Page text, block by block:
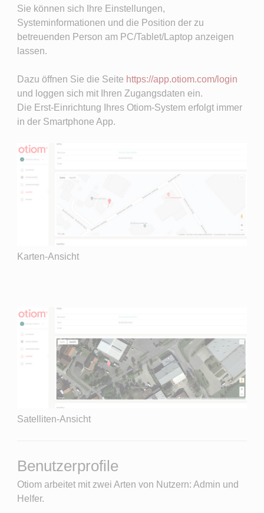
Sie können sich Ihre Einstellungen,
Systeminformationen und die Position der zu
betreuenden Person am PC/Tablet/Laptop anzeigen
lassen.
Dazu öffnen Sie die Seite https://app.otiom.com/login
und loggen sich mit Ihren Zugangsdaten ein.
Die Erst-Einrichtung Ihres Otiom-System erfolgt immer
in der Smartphone App.
Karten-Ansicht
Satelliten-Ansicht
Benutzerprofile
Otiom arbeitet mit zwei Arten von Nutzern: Admin und
Helfer.